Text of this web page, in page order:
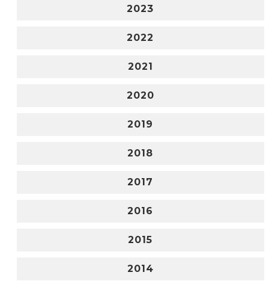
2023
2022
2021
2020
2019
2018
2017
2016
2015
2014